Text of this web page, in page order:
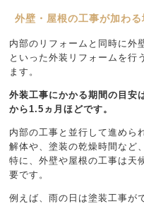
外壁・屋根の工事が加わ
内部のリフォームと同時に外
といった外装リフォームを行
ます。
外装工事にかかる期間の目安
から1.5ヵ月ほどです。
内部の工事と並行して進めら
解体や、塗装の乾燥時間など
特に、外壁や屋根の工事は天
要です。
例えば、雨の日は塗装工事が